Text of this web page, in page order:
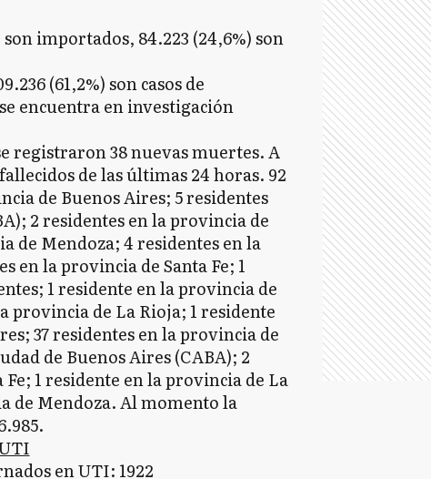
son importados, 84.223 (24,6%) son
(61,2%) son casos de
encuentra en investigación
registraron 38 nuevas muertes. A
de las últimas 24 horas. 92
de Buenos Aires; 5 residentes
2 residentes en la provincia de
de Mendoza; 4 residentes en la
en la provincia de Santa Fe; 1
1 residente en la provincia de
provincia de La Rioja; 1 residente
37 residentes en la provincia de
de Buenos Aires (CABA); 2
1 residente en la provincia de La
de Mendoza. Al momento la
en UTI: 1922